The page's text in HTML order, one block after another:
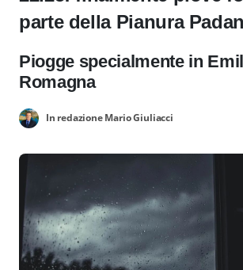
parte della Pianura
Piogge specialmente in
Romagna
In redazione Mario Giuliacci